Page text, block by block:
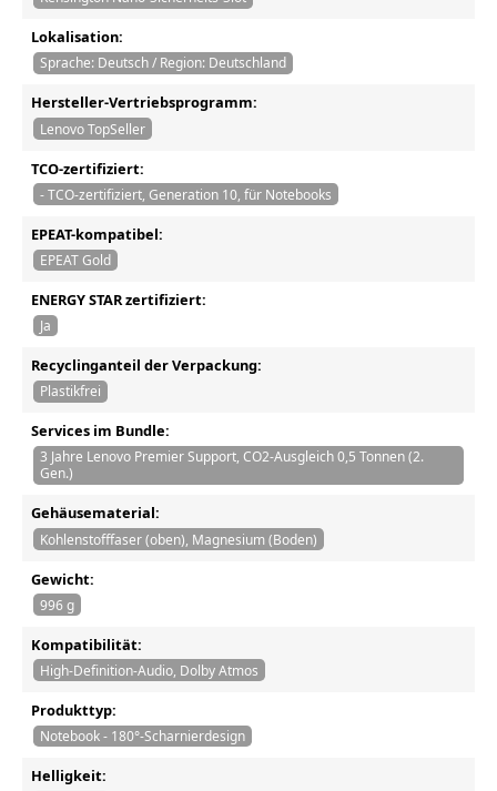
Lokalisation:
Sprache: Deutsch / Region: Deutschland
Hersteller-Vertriebsprogramm:
Lenovo TopSeller
TCO-zertifiziert:
- TCO-zertifiziert, Generation 10, für Notebooks
EPEAT-kompatibel:
EPEAT Gold
ENERGY STAR zertifiziert:
Ja
Recyclinganteil der Verpackung:
Plastikfrei
Services im Bundle:
3 Jahre Lenovo Premier Support, CO2-Ausgleich 0,5 Tonnen (2.
Gen.)
Gehäusematerial:
Kohlenstofffaser (oben), Magnesium (Boden)
Gewicht:
996 g
Kompatibilität:
High-Definition-Audio, Dolby Atmos
Produkttyp:
Notebook - 180°-Scharnierdesign
Helligkeit: